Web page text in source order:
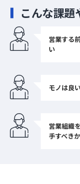
会社情報
お役立ち資料
こんな課題
営業する
い
モノは良
営業組織
手すべき